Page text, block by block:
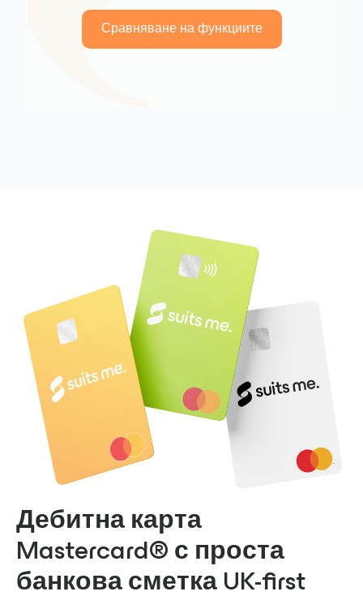
Сравняване на функциите
Дебитна карта
Mastercard® с проста
банкова сметка UK-first